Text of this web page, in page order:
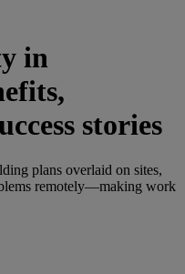
in
stories
plans overlaid on sites,
remotely—making work